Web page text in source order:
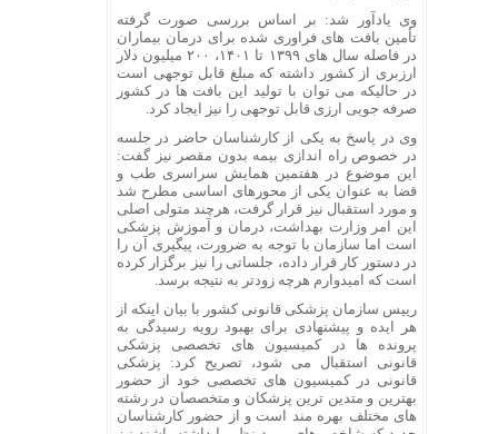
وی یادآور شد: بر اساس بررسی صورت گرفته
تأمین بافت های فراوری شده برای درمان بیماران
در فاصله سال های ۱۳۹۹ تا ۱۴۰۱، ۲۰۰ میلیون دلار
ارزبری از کشور داشته که مبلغ قابل توجهی است
در حالیکه می توان با تولید این بافت ها در کشور
صرفه جویی ارزی قابل توجهی را نیز ایجاد کرد.
وی در پاسخ به یکی از کارشناسان حاضر در جلسه
در خصوص راه اندازی بیمه بدون مقصر نیز گفت:
این موضوع در هفتمین همایش سراسری طب و
قضا به عنوان یکی از محورهای اساسی مطرح شد
و مورد استقبال نیز قرار گرفت، هرچند متولی اصلی
این امر وزارت بهداشت، درمان و آموزش پزشکی
است اما سازمان با توجه به ضرورت، پیگیری آن را
در دستور کار قرار داده، جلساتی را نیز برگزار کرده
است که امیدوارم هرچه زودتر به نتیجه برسد.
رییس سازمان پزشکی قانونی کشور با بیان اینکه از
هر ایده و پیشنهادی برای بهبود رویه رسیدگی به
پرونده ها در کمیسیون های تخصصی پزشکی
قانونی استقبال می شود، تصریح کرد: پزشکی
قانونی در کمیسیون های تخصصی خود از حضور
بهترین و متدین ترین پزشکان و متخصصان در رشته
های مختلف بهره مند است و از حضور کارشناسان